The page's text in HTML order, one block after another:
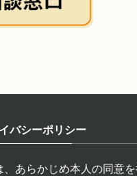
バシーポリシー
、あらかじめ本人の同意